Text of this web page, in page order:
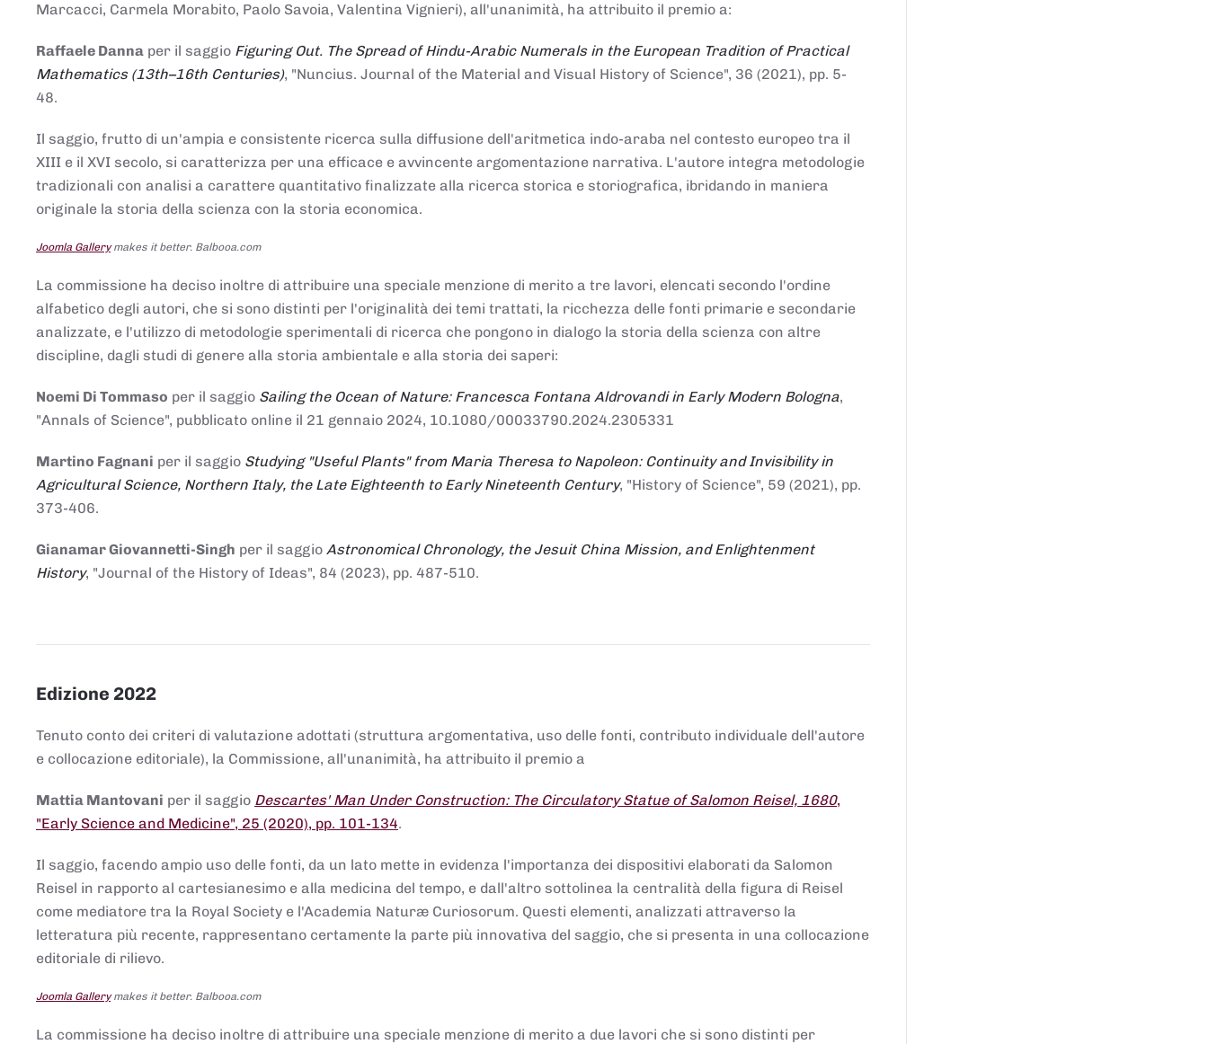
Marcacci, Carmela Morabito, Paolo Savoia, Valentina Vignieri), all'unanimità, ha attribuito il premio a:
Raffaele Danna per il saggio Figuring Out. The Spread of Hindu-Arabic Numerals in the European Tradition of Practical
Mathematics (13th–16th Centuries), "Nuncius. Journal of the Material and Visual History of Science", 36 (2021), pp. 5-
48.
Il saggio, frutto di un'ampia e consistente ricerca sulla diffusione dell'aritmetica indo-araba nel contesto europeo tra il
XIII e il XVI secolo, si caratterizza per una efficace e avvincente argomentazione narrativa. L'autore integra metodologie
tradizionali con analisi a carattere quantitativo finalizzate alla ricerca storica e storiografica, ibridando in maniera
originale la storia della scienza con la storia economica.
Joomla Gallerymakes it better. Balbooa.com
La commissione ha deciso inoltre di attribuire una speciale menzione di merito a tre lavori, elencati secondo l'ordine
alfabetico degli autori, che si sono distinti per l'originalità dei temi trattati, la ricchezza delle fonti primarie e secondarie
analizzate, e l'utilizzo di metodologie sperimentali di ricerca che pongono in dialogo la storia della scienza con altre
discipline, dagli studi di genere alla storia ambientale e alla storia dei saperi:
Noemi Di Tommaso per il saggio Sailing the Ocean of Nature: Francesca Fontana Aldrovandi in Early Modern Bologna,
"Annals of Science", pubblicato online il 21 gennaio 2024, 10.1080/00033790.2024.2305331
Martino Fagnani per il saggio Studying "Useful Plants" from Maria Theresa to Napoleon: Continuity and Invisibility in
Agricultural Science, Northern Italy, the Late Eighteenth to Early Nineteenth Century, "History of Science", 59 (2021), pp.
373-406.
Gianamar Giovannetti-Singh per il saggio Astronomical Chronology, the Jesuit China Mission, and Enlightenment
History, "Journal of the History of Ideas", 84 (2023), pp. 487-510.
Edizione 2022
Tenuto conto dei criteri di valutazione adottati (struttura argomentativa, uso delle fonti, contributo individuale dell'autore
e collocazione editoriale), la Commissione, all'unanimità, ha attribuito il premio a
Mattia Mantovani per il saggio Descartes' Man Under Construction: The Circulatory Statue of Salomon Reisel, 1680,
"Early Science and Medicine", 25 (2020), pp. 101-134.
Il saggio, facendo ampio uso delle fonti, da un lato mette in evidenza l'importanza dei dispositivi elaborati da Salomon
Reisel in rapporto al cartesianesimo e alla medicina del tempo, e dall'altro sottolinea la centralità della figura di Reisel
come mediatore tra la Royal Society e l'Academia Naturæ Curiosorum. Questi elementi, analizzati attraverso la
letteratura più recente, rappresentano certamente la parte più innovativa del saggio, che si presenta in una collocazione
editoriale di rilievo.
Joomla Gallerymakes it better. Balbooa.com
La commissione ha deciso inoltre di attribuire una speciale menzione di merito a due lavori che si sono distinti per